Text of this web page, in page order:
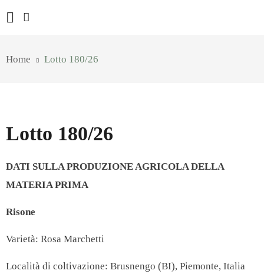
Home Lotto 180/26
Lotto 180/26
DATI SULLA PRODUZIONE AGRICOLA DELLA
MATERIA PRIMA
Risone
Varietà: Rosa Marchetti
Località di coltivazione: Brusnengo (BI), Piemonte, Italia